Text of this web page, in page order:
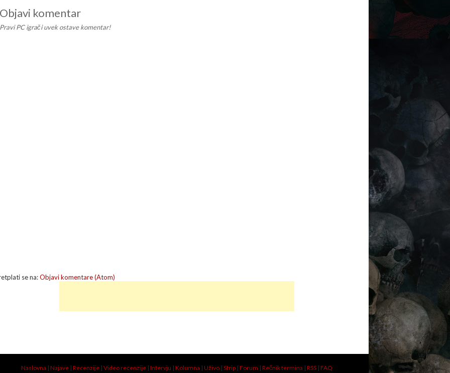
Objavi komentar
Pravi PC igrači uvek ostave komentar!
se na:Objavi komentare (Atom)
Naslovna | Najave| Recenzije| Video recenzije| Intervju | Kolumna | Uživo| Strip| Forum | Rečnik termina | RSS| FAQ